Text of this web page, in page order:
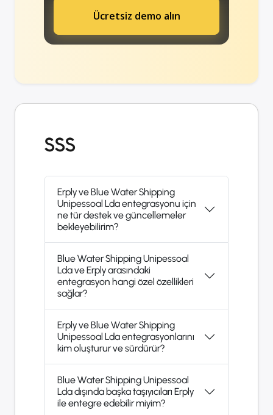
Ücretsiz demo alın
SSS
Erply ve Blue Water Shipping
Unipessoal Lda entegrasyonu için
ne tür destek ve güncellemeler
bekleyebilirim?
Blue Water Shipping Unipessoal
Lda ve Erply arasındaki
entegrasyon hangi özel özellikleri
sağlar?
Erply ve Blue Water Shipping
Unipessoal Lda entegrasyonlarını
kim oluşturur ve sürdürür?
Blue Water Shipping Unipessoal
Lda dışında başka taşıyıcıları Erply
ile entegre edebilir miyim?